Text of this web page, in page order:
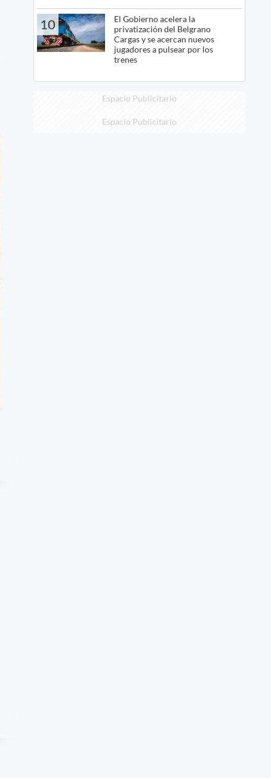
10
El Gobierno acelera la
privatización del Belgrano
Cargas y se acercan nuevos
jugadores a pulsear por los
trenes
Espacio Publicitario
Espacio Publicitario